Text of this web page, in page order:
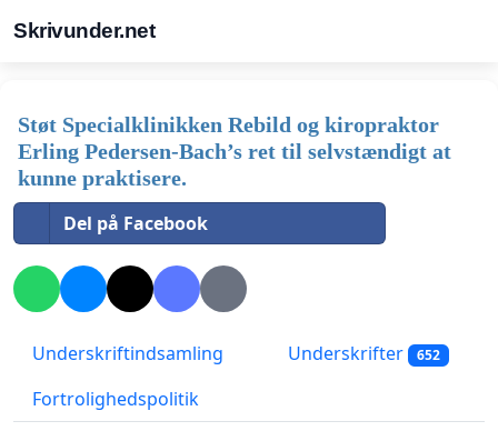
Skrivunder.net
Støt Specialklinikken Rebild og kiropraktor
Erling Pedersen-Bach’s ret til selvstændigt at
kunne praktisere.
Del på Facebook
Underskriftindsamling Underskrifter 652
Fortrolighedspolitik